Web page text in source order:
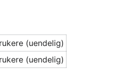
(uendelig)
(uendelig)